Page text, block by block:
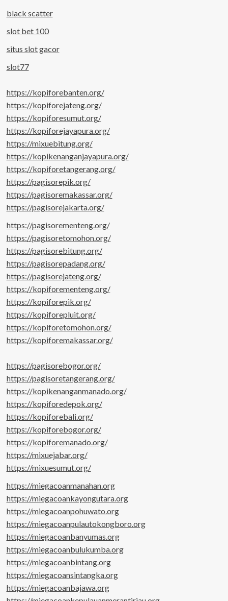
black scatter
slot bet 100
situs slot gacor
slot77
https://kopiforebanten.org/
https://kopiforejateng.org/
https://kopiforesumut.org/
https://kopiforejayapura.org/
https://mixuebitung.org/
https://kopikenanganjayapura.org/
https://kopiforetangerang.org/
https://pagisorepik.org/
https://pagisoremakassar.org/
https://pagisorejakarta.org/
https://pagisorementeng.org/
https://pagisoretomohon.org/
https://pagisorebitung.org/
https://pagisorepadang.org/
https://pagisorejateng.org/
https://kopiforementeng.org/
https://kopiforepik.org/
https://kopiforepluit.org/
https://kopiforetomohon.org/
https://kopiforemakassar.org/
https://pagisorebogor.org/
https://pagisoretangerang.org/
https://kopikenanganmanado.org/
https://kopiforedepok.org/
https://kopiforebali.org/
https://kopiforebogor.org/
https://kopiforemanado.org/
https://mixuejabar.org/
https://mixuesumut.org/
https://miegacoanmanahan.org
https://miegacoankayongutara.org
https://miegacoanpohuwato.org
https://miegacoanpulautokongboro.org
https://miegacoanbanyumas.org
https://miegacoanbulukumba.org
https://miegacoanbintang.org
https://miegacoansintangka.org
https://miegacoanbajawa.org